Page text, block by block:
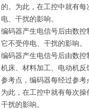
的。为此，在工控中就有
电、干扰的影响。
编码器产生电信号后由数
它不受停电、干扰的影响。
编码器产生电信号后由数
机床、材料加工、电动机
参考点，编码器每经过参
为此，在工控中就有每次
干扰的影响。